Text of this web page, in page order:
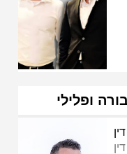
ופלילי